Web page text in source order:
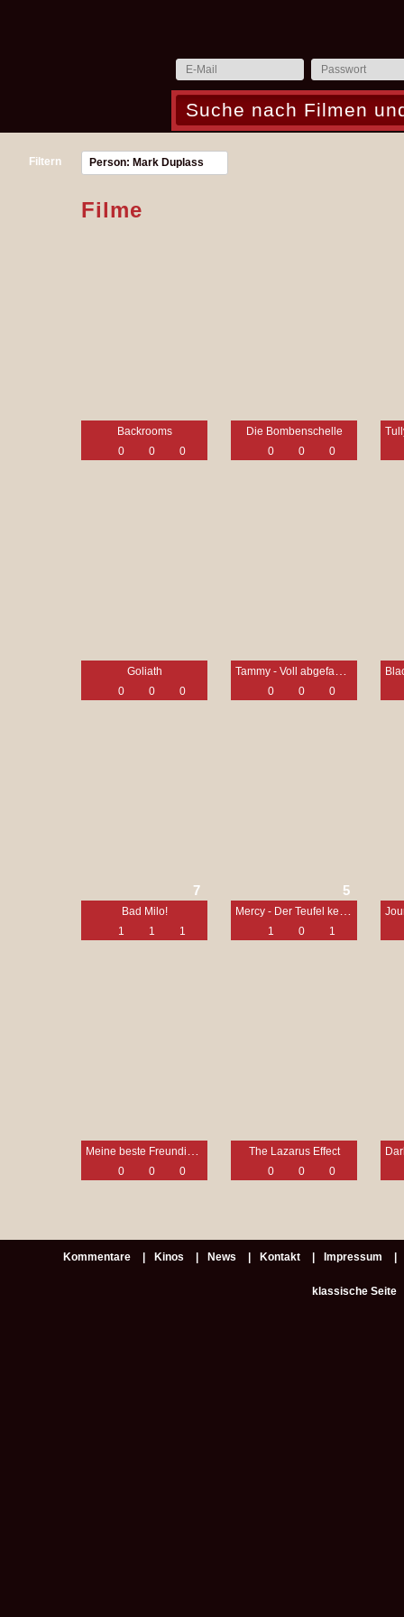
Filtern Person: Mark Duplass
Filme
Backrooms
0
0 0
Die Bombenschelle
0
0 0
Goliath
0
0 0 0 0 0
Bad Milo!
7
1 1 1
5
1 0 1
0 0 0
The Lazarus Effect
0
0 0
Kommentare Kinos News Kontakt Impressum
klassische Seite